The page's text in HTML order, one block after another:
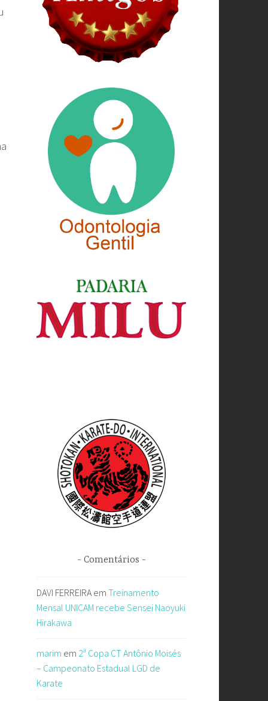
Comentários
DAVI FERREIRA em Treinamento
Mensal UNICAM recebe Sensei Naoyuki
Hirakawa
marim em 2ª Copa CT Antônio Moisés
– Campeonato Estadual LGD de
Karate